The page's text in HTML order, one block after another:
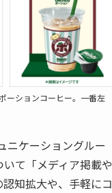
ーションコーヒー。一番左
ニケーショングルー
て「メディア掲載や
知拡大や、手軽にコ